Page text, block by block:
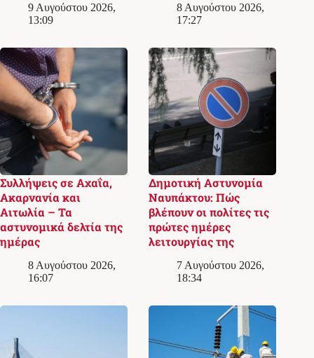
9 Αυγούστου 2026,
13:09
8 Αυγούστου 2026,
17:27
Συλλήψεις σε Αχαΐα,
Ακαρνανία και
Αιτωλία – Τα
αστυνομικά δελτία της
ημέρας
8 Αυγούστου 2026,
16:07
Δημοτική Αστυνομία
Ναυπάκτου: Πώς
βλέπουν οι πολίτες τις
πρώτες ημέρες
λειτουργίας της
7 Αυγούστου 2026,
18:34